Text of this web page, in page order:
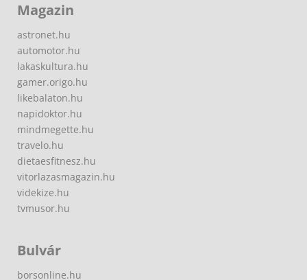
Magazin
astronet.hu
automotor.hu
lakaskultura.hu
gamer.origo.hu
likebalaton.hu
napidoktor.hu
mindmegette.hu
travelo.hu
dietaesfitnesz.hu
vitorlazasmagazin.hu
videkize.hu
tvmusor.hu
Bulvár
borsonline.hu